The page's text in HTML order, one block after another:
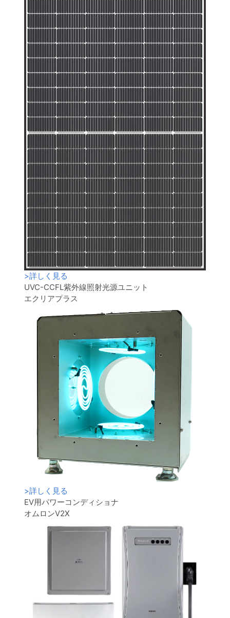
>詳しく見る
UVC-CCFL紫外線照射光源ユニット
エクリアプラス
>詳しく見る
EV用パワーコンディショナ
オムロンV2X